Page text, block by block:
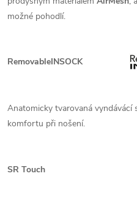
možné pohodlí.
RemovableINSOCK
Anatomicky tvarovaná vyndávácí
komfortu při nošení.
SR Touch